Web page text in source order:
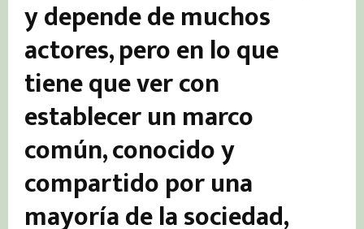
y depende de muchos
actores, pero en lo que
tiene que ver con
establecer un marco
común, conocido y
compartido por una
mayoría de la sociedad,